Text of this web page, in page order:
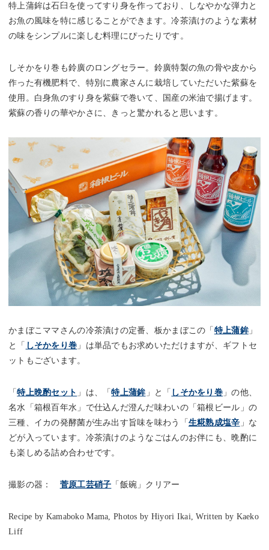
特上蒲鉾は石臼を使ってすり身を作っており、しなやかな弾力と
お魚の風味を特に感じることができます。冷茶漬けのような素材
の味をシンプルに楽しむ料理にぴったりです。
しそかをり巻も鈴廣のロングセラー。鈴廣特製の魚の骨や皮から
作った有機肥料で、特別に農家さんに栽培していただいた紫蘇を
使用。白身魚のすり身を紫蘇で巻いて、国産の米油で揚げます。
紫蘇の香りの華やかさに、きっと驚かれると思います。
かまぼこママさんの冷茶漬けの定番、板かまぼこの「 特上蒲鉾」
と「 しそかをり巻 」は単品でもお求めいただけますが、ギフトセ
ットもございます。
「特上晩酌セット 」は、「特上蒲鉾 」と「 しそかをり巻 」の他、
名水「箱根百年水」で仕込んだ澄んだ味わいの「箱根ビール」の
三種、イカの発酵菌が生み出す旨味を味わう「 生糀熟成塩辛 」な
どが入っています。冷茶漬けのようなごはんのお伴にも、晩酌に
も楽しめる詰め合わせです。
撮影の器： 菅原工芸硝子 「飯碗」クリアー
Recipe by Kamaboko Mama, Photos by Hiyori Ikai, Written by Kaeko
Liff